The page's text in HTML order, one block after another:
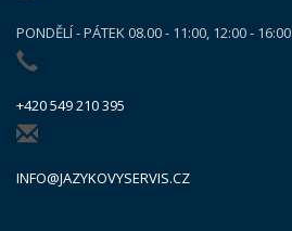
PONDĚLÍ - PÁTEK 08.00 - 11:00, 12:00 - 16:00
+420 549 210 395
INFO@JAZYKOVYSERVIS.CZ